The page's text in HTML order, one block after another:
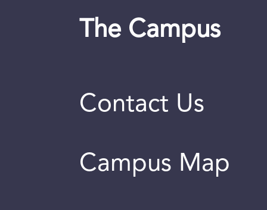
The Campus
Contact Us
Campus Map